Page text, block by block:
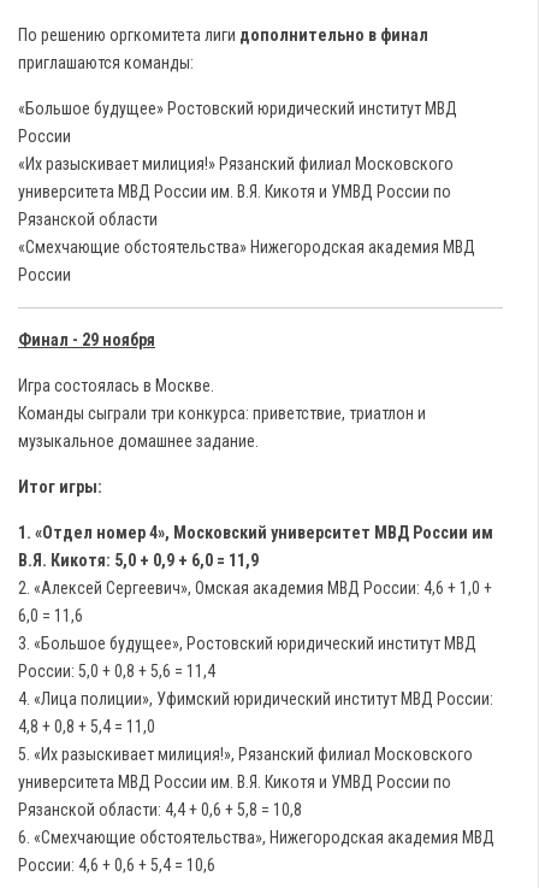
По решению оргкомитета лиги дополнительно в финал
приглашаются команды:
«Большое будущее» Ростовский юридический институт МВД
России
«Их разыскивает милиция!» Рязанский филиал Московского
университета МВД России им. В.Я. Кикотя и УМВД России по
Рязанской области
«Смехчающие обстоятельства» Нижегородская академия МВД
России
Финал - 29 ноября
Игра состоялась в Москве.
Команды сыграли три конкурса: приветствие, триатлон и
музыкальное домашнее задание.
Итог игры:
1. «Отдел номер 4», Московский университет МВД России им
В.Я. Кикотя: 5,0 + 0,9 + 6,0 = 11,9
2. «Алексей Сергеевич», Омская академия МВД России: 4,6 + 1,0 +
6,0 = 11,6
3. «Большое будущее», Ростовский юридический институт МВД
России: 5,0 + 0,8 + 5,6 = 11,4
4. «Лица полиции», Уфимский юридический институт МВД России:
4,8 + 0,8 + 5,4 = 11,0
5. «Их разыскивает милиция!», Рязанский филиал Московского
университета МВД России им. В.Я. Кикотя и УМВД России по
Рязанской области: 4,4 + 0,6 + 5,8 = 10,8
6. «Смехчающие обстоятельства», Нижегородская академия МВД
России: 4,6 + 0,6 + 5,4 = 10,6